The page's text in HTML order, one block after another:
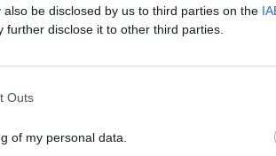
be disclosed by us to third parties on the
further disclose it to other third parties.
Outs
of my personal data.